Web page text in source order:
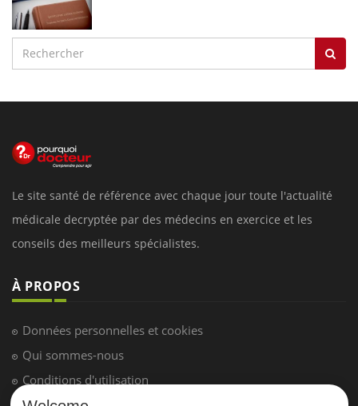
Le site santé de référence avec chaque jour toute l'actualité
médicale decryptée par des médecins en exercice et les
conseils des meilleurs spécialistes.
À PROPOS
Données personnelles et cookies
Qui sommes-nous
Conditions d'utilisation